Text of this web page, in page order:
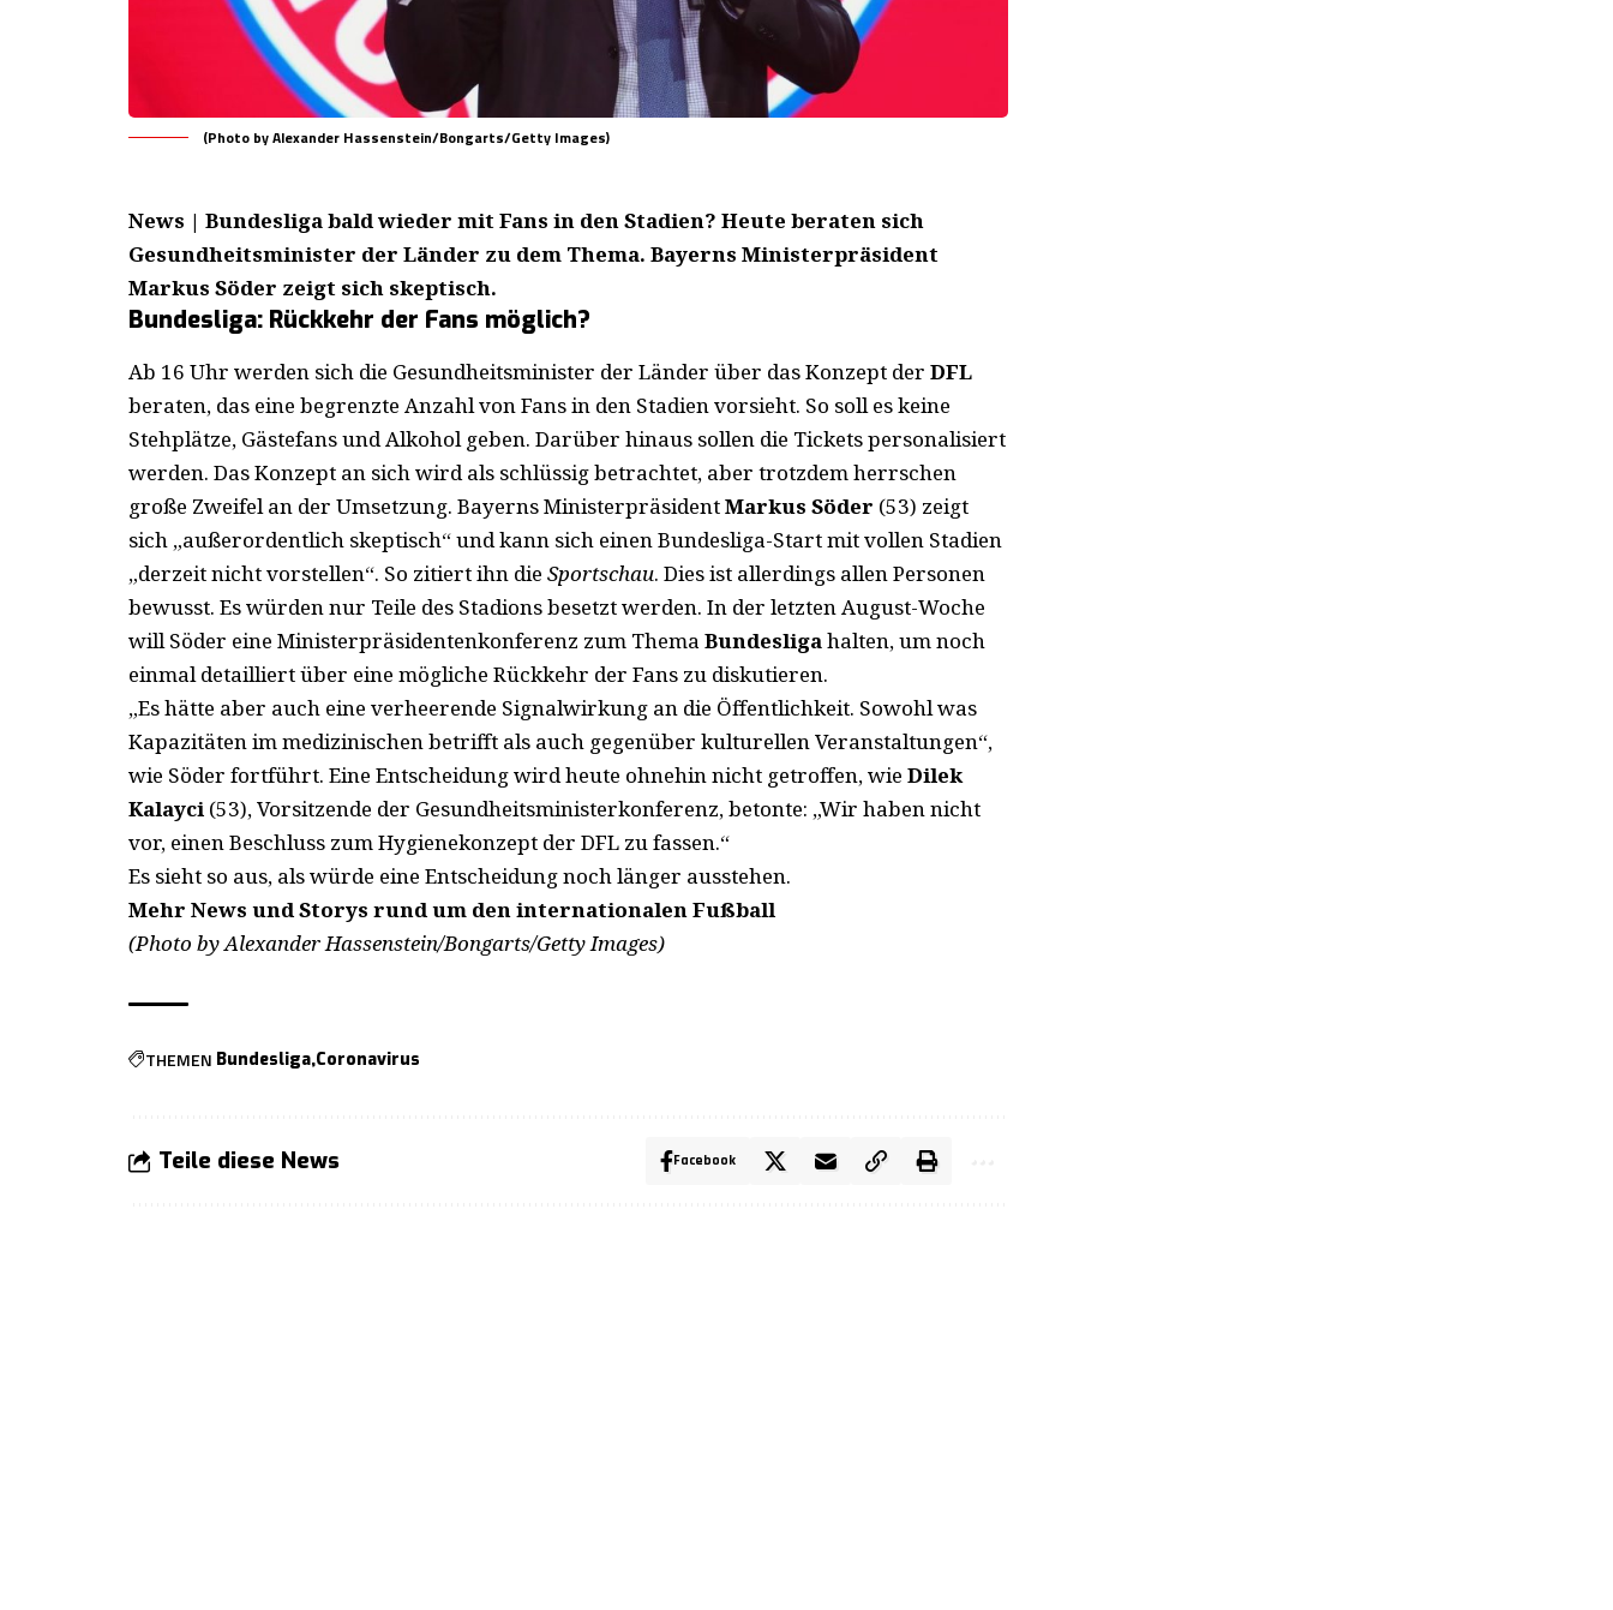
(Photo by Alexander Hassenstein/Bongarts/Getty Images)
News | Bundesliga bald wieder mit Fans in den Stadien? Heute beraten sich
Gesundheitsminister der Länder zu dem Thema. Bayerns Ministerpräsident
Markus Söder zeigt sich skeptisch.
Bundesliga: Rückkehr der Fans möglich?
Ab 16 Uhr werden sich die Gesundheitsminister der Länder über das Konzept der DFL
beraten, das eine begrenzte Anzahl von Fans in den Stadien vorsieht. So soll es keine
Stehplätze, Gästefans und Alkohol geben. Darüber hinaus sollen die Tickets personalisiert
werden. Das Konzept an sich wird als schlüssig betrachtet, aber trotzdem herrschen
große Zweifel an der Umsetzung. Bayerns MinisterpräsidentMarkus Söder (53) zeigt
sich „außerordentlich skeptisch“ und kann sich einen Bundesliga-Start mit vollen Stadien
„derzeit nicht vorstellen“. So zitiert ihn die Sportschau. Dies ist allerdings allen Personen
bewusst. Es würden nur Teile des Stadions besetzt werden. In der letzten August-Woche
will Söder eine Ministerpräsidentenkonferenz zum ThemaBundesligahalten, um noch
einmal detailliert über eine mögliche Rückkehr der Fans zu diskutieren.
„Es hätte aber auch eine verheerende Signalwirkung an die Öffentlichkeit. Sowohl was
Kapazitäten im medizinischen betrifft als auch gegenüber kulturellen Veranstaltungen“,
wie Söder fortführt. Eine Entscheidung wird heute ohnehin nicht getroffen, wie Dilek
Kalayci (53), Vorsitzende der Gesundheitsministerkonferenz, betonte: „Wir haben nicht
vor, einen Beschluss zum Hygienekonzept der DFL zu fassen.“
Es sieht so aus, als würde eine Entscheidung noch länger ausstehen.
Mehr News und Storys rund um den internationalen Fußball
(Photo by Alexander Hassenstein/Bongarts/Getty Images)
THEMEN Bundesliga Coronavirus
Teile diese News Facebook